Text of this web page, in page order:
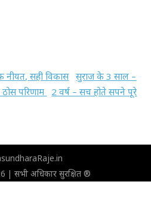
नीयत, सही विकास सुराज के 3 साल –
परिणाम
2 वर्ष – सच होते सपने पूरे
| सभी अधिकार सुरक्षित ®